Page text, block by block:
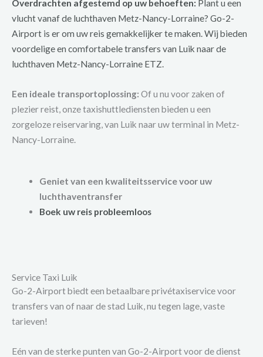
Overdrachten afgestemd op uw behoeften: Plant u een
vlucht vanaf de luchthaven Metz-Nancy-Lorraine? Go-2-
Airport is er om uw reis gemakkelijker te maken. Wij bieden
voordelige en comfortabele transfers van Luik naar de
luchthaven Metz-Nancy-Lorraine ETZ.
Een ideale transportoplossing: Of u nu voor zaken of
plezier reist, onze taxishuttlediensten bieden u een
zorgeloze reiservaring, van Luik naar uw terminal in Metz-
Nancy-Lorraine.
Geniet van een kwaliteitsservice voor uw
luchthaventransfer
Boek uw reis probleemloos
Service Taxi Luik
Go-2-Airport biedt een betaalbare privétaxiservice voor
transfers van of naar de stad Luik, nu tegen lage, vaste
tarieven!
Eén van de sterke punten van Go-2-Airport voor de dienst